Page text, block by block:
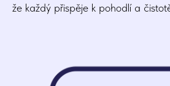
že každý přispěje k pohodlí a